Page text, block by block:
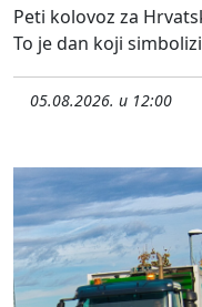
Peti kolovoz za
To je dan koji
05.08.2026. u 12:00